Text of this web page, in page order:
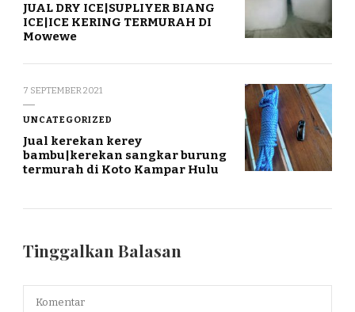
JUAL DRY ICE|SUPLIYER BIANG
ICE|ICE KERING TERMURAH DI
Mowewe
7 SEPTEMBER 2021
UNCATEGORIZED
Jual kerekan kerey
bambu|kerekan sangkar burung
termurah di Koto Kampar Hulu
Tinggalkan Balasan